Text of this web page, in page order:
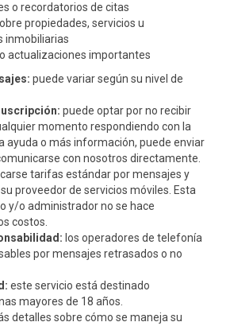
o recordatorios de citas
propiedades, servicios u
inmobiliarias
actualizaciones importantes
puede variar según su nivel de
puede optar por no recibir
momento respondiendo con la
ayuda o más información, puede enviar
con nosotros directamente.
tarifas estándar por mensajes y
proveedor de servicios móviles. Esta
y/o administrador no se hace
costos.
los operadores de telefonía
por mensajes retrasados o no
este servicio está destinado
mayores de 18 años.
detalles sobre cómo se maneja su